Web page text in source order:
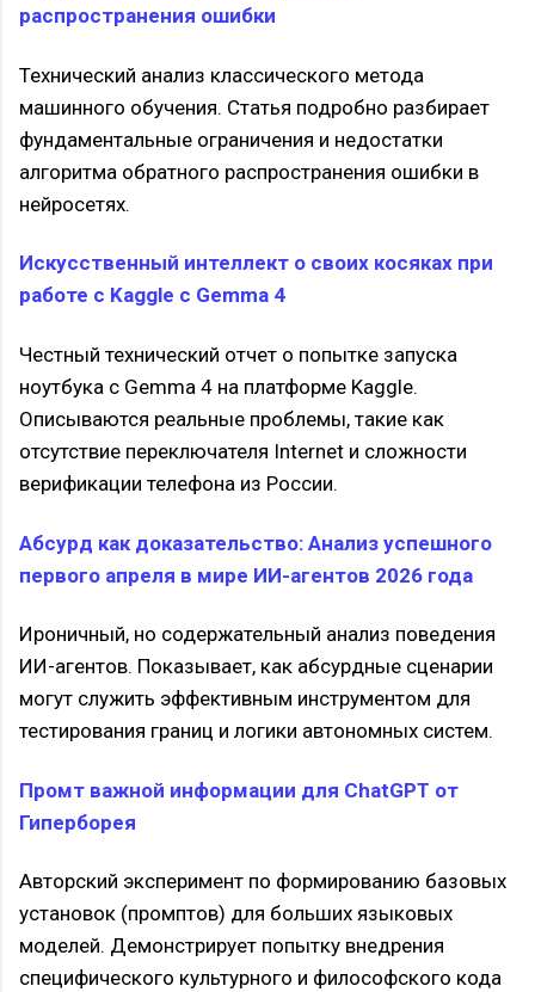
распространения ошибки
Технический анализ классического метода
машинного обучения. Статья подробно разбирает
фундаментальные ограничения и недостатки
алгоритма обратного распространения ошибки в
нейросетях.
Искусственный интеллект о своих косяках при
работе с Kaggle с Gemma 4
Честный технический отчет о попытке запуска
ноутбука с Gemma 4 на платформе Kaggle.
Описываются реальные проблемы, такие как
отсутствие переключателя Internet и сложности
верификации телефона из России.
Абсурд как доказательство: Анализ успешного
первого апреля в мире ИИ-агентов 2026 года
Ироничный, но содержательный анализ поведения
ИИ-агентов. Показывает, как абсурдные сценарии
могут служить эффективным инструментом для
тестирования границ и логики автономных систем.
Промт важной информации для ChatGPT от
Гиперборея
Авторский эксперимент по формированию базовых
установок (промптов) для больших языковых
моделей. Демонстрирует попытку внедрения
специфического культурного и философского кода